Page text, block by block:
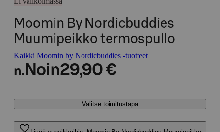
Moomin By Nordicbuddies
Muumipeikko termospullo
Kaikki Moomin by Nordicbuddies -tuotteet
n. Noin29,90 €
Valitse toimitustapa